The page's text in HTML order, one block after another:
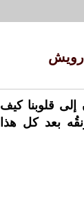
قلوبنا كيف
بعد كل هذا